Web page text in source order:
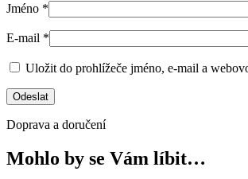
Jméno *
E-mail *
Uložit do prohlížeče jméno, e-mail a
Doprava a doručení
Mohlo by se Vám líbit…